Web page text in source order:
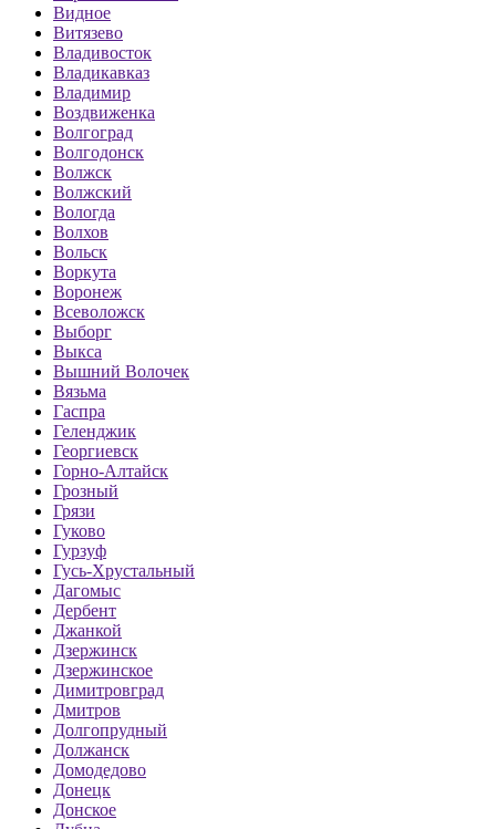
Видное
Витязево
Владивосток
Владикавказ
Владимир
Воздвиженка
Волгоград
Волгодонск
Волжск
Волжский
Вологда
Волхов
Вольск
Воркута
Воронеж
Всеволожск
Выборг
Выкса
Вышний Волочек
Вязьма
Гаспра
Геленджик
Георгиевск
Горно-Алтайск
Грозный
Грязи
Гуково
Гурзуф
Гусь-Хрустальный
Дагомыс
Дербент
Джанкой
Дзержинск
Дзержинское
Димитровград
Дмитров
Долгопрудный
Должанск
Домодедово
Донецк
Донское